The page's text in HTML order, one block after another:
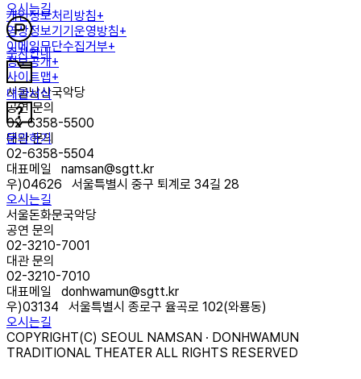
오시는길
주차안내
대관서식
문의하기
개인정보처리방침+
영상정보기기운영방침+
이메일무단수집거부+
정보공개+
사이트맵+
서울남산국악당
공연 문의
02-6358-5500
대관 문의
02-6358-5504
대표메일 namsan@sgtt.kr
우)04626
서울특별시 중구 퇴계로 34길 28
오시는길
서울돈화문국악당
공연 문의
02-3210-7001
대관 문의
02-3210-7010
대표메일 donhwamun@sgtt.kr
우)03134
서울특별시 종로구 율곡로 102(와룡동)
오시는길
COPYRIGHT(C) SEOUL NAMSAN · DONHWAMUN
TRADITIONAL THEATER ALL RIGHTS RESERVED